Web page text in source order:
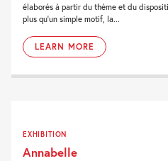
élaborés à partir du thème et du
plus qu'un simple motif, la...
LEARN MORE
EXHIBITION
Annabelle